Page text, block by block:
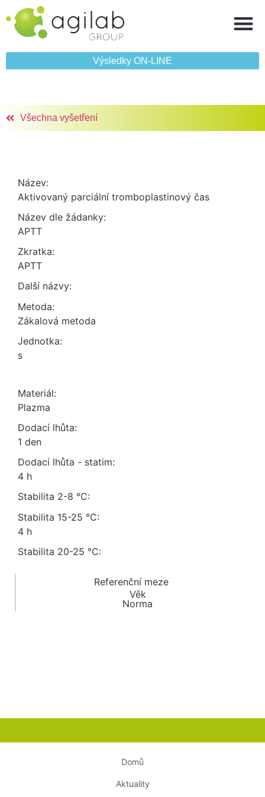
Výsledky ON‑LINE
Všechna vyšetření
Název:
Aktivovaný parciální tromboplastinový čas
Název dle žádanky:
APTT
Zkratka:
APTT
Další názvy:
Metoda:
zákalová metoda
Jednotka:
s
Materiál:
plazma
Dodací lhůta:
1 den
Dodací lhůta - statim:
4 h
Stabilita 2-8 °C:
Stabilita 15-25 °C:
4 h
Stabilita 20-25 °C:
Referenční meze
Věk
Norma
Domů
Aktuality